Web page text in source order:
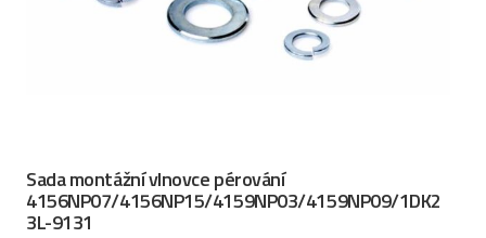
Sada montážní vlnovce pérování
4156NP07/4156NP15/4159NP03/4159NP09/1DK2
3L-9131